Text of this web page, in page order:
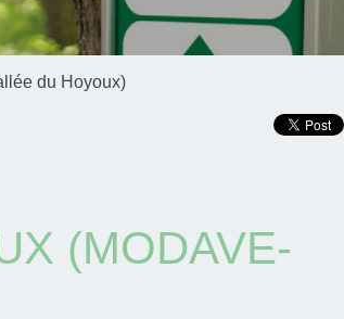
du Hoyoux)
(MODAVE-